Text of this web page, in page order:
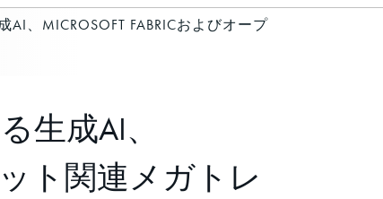
、MICROSOFT FABRICおよびオープ
生成AI、
ト関連メガトレ